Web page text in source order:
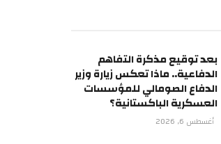
بعد توقيع مذكرة التفاهم
الدفاعية.. ماذا تعكس زيارة وزير
الدفاع الصومالي للمؤسسات
العسكرية الباكستانية؟
أغسطس 6, 2026